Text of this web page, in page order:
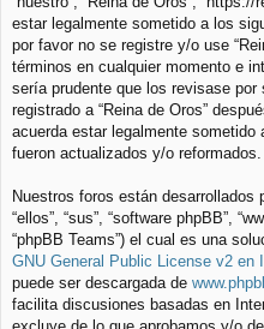
estar legalmente sometido a los
por favor no se registre y/o use
términos en cualquier momento e
sería prudente que los revisase
registrado a “Reina de Oros”
acuerda estar legalmente
fueron actualizados y/o reformados.
Nuestros foros están desarrollados
“ellos”, “sus”, “software phpBB”,
“phpBB Teams”) el cual es una
GNU General Public License v2 en
puede ser descargada de
facilita discusiones basadas en
excluye de lo que aprobamos y/o